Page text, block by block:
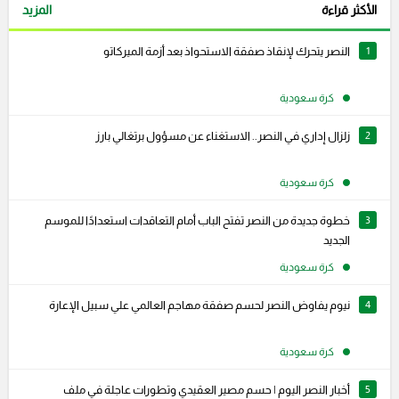
الأكثر قراءة المزيد
1 النصر يتحرك لإنقاذ صفقة الاستحواذ بعد أزمة الميركاتو
كرة سعودية
2 زلزال إداري في النصر.. الاستغناء عن مسؤول برتغالي بارز
كرة سعودية
3
خطوة جديدة من النصر تفتح الباب أمام التعاقدات استعدادًا للموسم
الجديد
كرة سعودية
4 نيوم يفاوض النصر لحسم صفقة مهاجم العالمي علي سبيل الإعارة
كرة سعودية
5 أخبار النصر اليوم | حسم مصير العقيدي وتطورات عاجلة في ملف